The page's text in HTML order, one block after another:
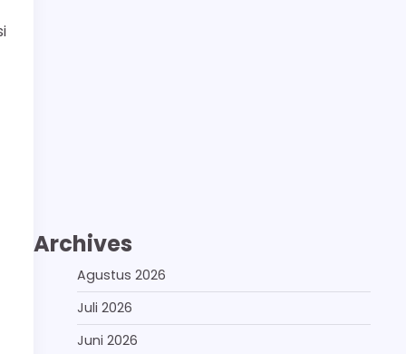
Archives
Agustus 2026
Juli 2026
Juni 2026